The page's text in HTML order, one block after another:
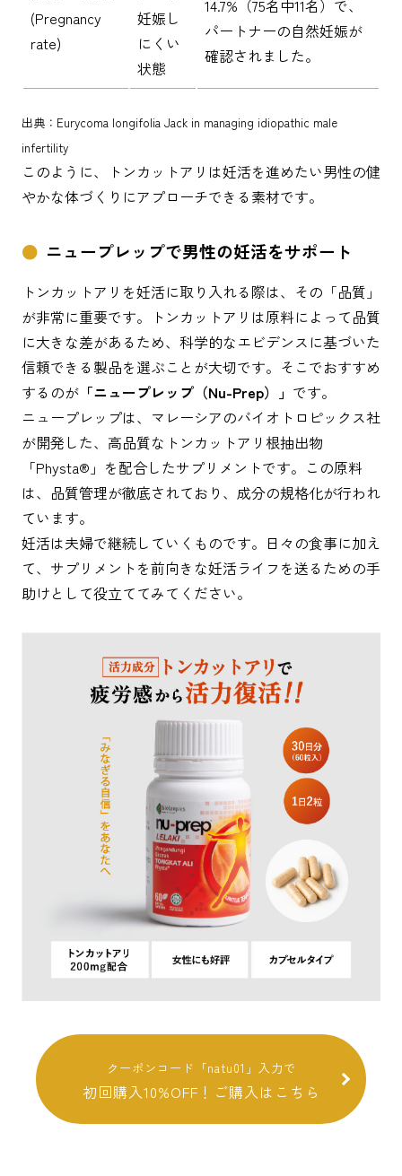
(Pregnancy
rate)
妊娠し
にくい
状態
14.7%（75名中11名）で、
パートナーの自然妊娠が
確認されました。
出典：Eurycoma longifolia Jack in managing idiopathic male
infertility
このように、トンカットアリは妊活を進めたい男性の健
やかな体づくりにアプローチできる素材です。
ニュープレップで男性の妊活をサポート
トンカットアリを妊活に取り入れる際は、その「品質」
が非常に重要です。トンカットアリは原料によって品質
に大きな差があるため、科学的なエビデンスに基づいた
信頼できる製品を選ぶことが大切です。そこでおすすめ
するのが 「ニュープレップ（Nu-Prep）」 です。
ニュープレップは、マレーシアのバイオトロピックス社
が開発した、高品質なトンカットアリ根抽出物
「Physta®」を配合したサプリメントです。この原料
は、品質管理が徹底されており、成分の規格化が行われ
ています。
妊活は夫婦で継続していくものです。日々の食事に加え
て、サプリメントを前向きな妊活ライフを送るための手
助けとして役立ててみてください。
クーポンコード「natu01」入力で
初回購入10%OFF！ご購入はこちら